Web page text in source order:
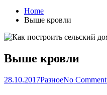
Home
Выше кровли
Выше кровли
28.10.2017РазноеNo Comment